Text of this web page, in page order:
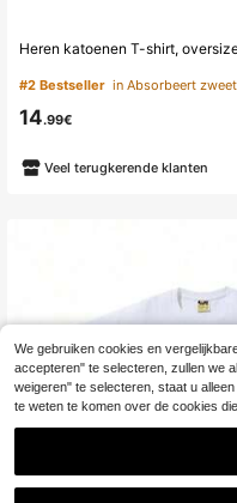
#2 Bestseller in Absorbeert
14.99€
Veel terugkerende klanten
We gebruiken cookies en
accepteren" te selecteren, zullen we
weigeren" te selecteren, staat u
te weten te komen over de cookies